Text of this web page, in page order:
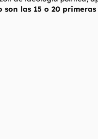
son las 15 o 20